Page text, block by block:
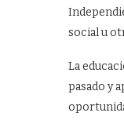
social u
La
pasado y